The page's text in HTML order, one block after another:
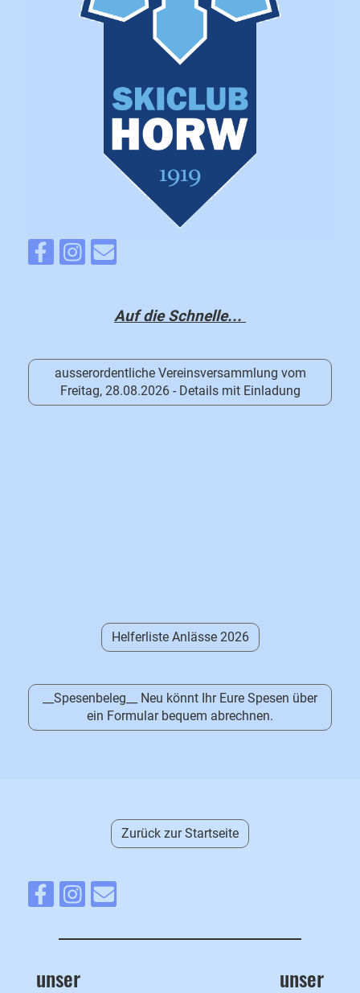
Auf die Schnelle...
ausserordentliche Vereinsversammlung vom
Freitag, 28.08.2026 - Details mit Einladung
Helferliste Anlässe 2026
__Spesenbeleg__ Neu könnt Ihr Eure Spesen über
ein Formular bequem abrechnen.
Zurück zur Startseite
unser
unser